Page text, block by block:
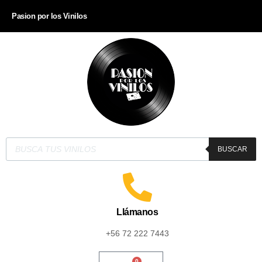
Pasion por los Vinilos
BUSCAR
Llámanos
+56 72 222 7443